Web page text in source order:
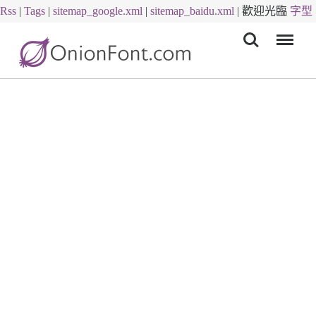
Rss | Tags | sitemap_google.xml | sitemap_baidu.xml | 歡迎光臨 字型